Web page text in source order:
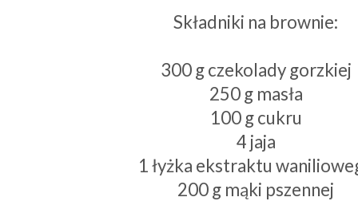
Składniki na brownie:
300 g czekolady gorzkiej
250 g masła
100 g cukru
4 jaja
1 łyżka ekstraktu
200 g mąki pszennej